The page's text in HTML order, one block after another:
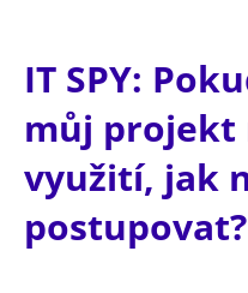
IT SPY:
můj projekt
využití, jak
postupovat?